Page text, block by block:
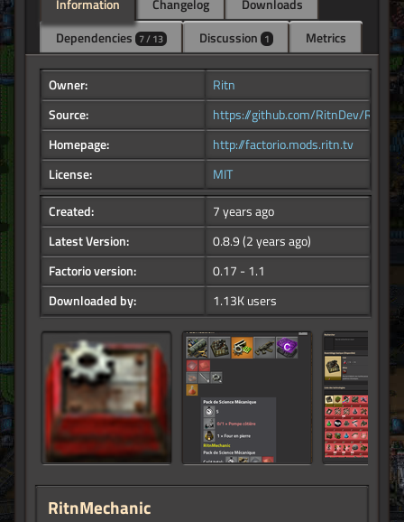
Information Changelog
Downloads
Dependencies 7 / 13 Discussion 1 Metrics
Owner:
Ritn
Source:
https://github.com/RitnDev/
Homepage:
http://factorio.mods.ritn.tv
License:
MIT
Created:
7 years ago
Latest Version:
0.8.9(2 years ago)
Factorio version:
0.17 - 1.1
Downloaded by:
1.13K users
RitnMechanic